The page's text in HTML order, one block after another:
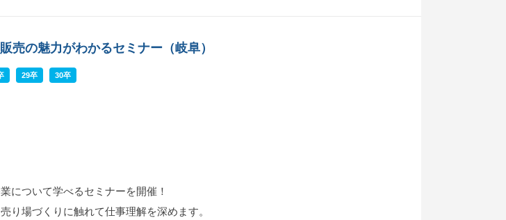
売の魅力がわかるセミナー（岐阜）
29卒 30卒
について学べるセミナーを開催！
り場づくりに触れて仕事理解を深めます。